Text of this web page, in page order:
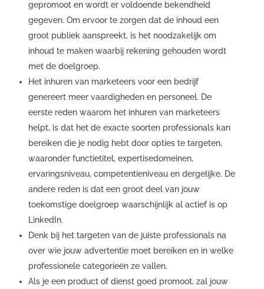
gepromoot en wordt er voldoende bekendheid
gegeven. Om ervoor te zorgen dat de inhoud een
groot publiek aanspreekt, is het noodzakelijk om
inhoud te maken waarbij rekening gehouden wordt
met de doelgroep.
Het inhuren van marketeers voor een bedrijf
genereert meer vaardigheden en personeel. De
eerste reden waarom het inhuren van marketeers
helpt, is dat het de exacte soorten professionals kan
bereiken die je nodig hebt door opties te targeten,
waaronder functietitel, expertisedomeinen,
ervaringsniveau, competentieniveau en dergelijke. De
andere reden is dat een groot deel van jouw
toekomstige doelgroep waarschijnlijk al actief is op
LinkedIn.
Denk bij het targeten van de juiste professionals na
over wie jouw advertentie moet bereiken en in welke
professionele categorieën ze vallen.
Als je een product of dienst goed promoot, zal jouw